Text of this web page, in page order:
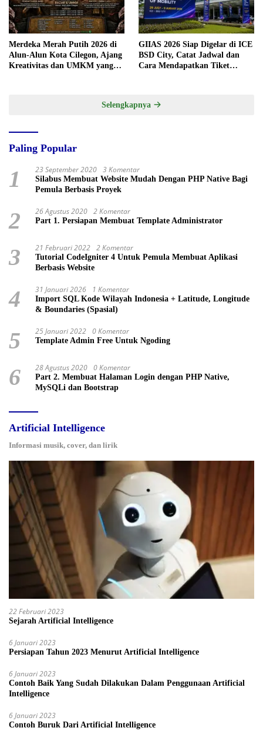
Merdeka Merah Putih 2026 di
Alun-Alun Kota Cilegon, Ajang
Kreativitas dan UMKM yang
GIIAS 2026 Siap Digelar di ICE
BSD City, Catat Jadwal dan
Cara Mendapatkan Tiket
Selengkapnya
Paling Popular
1 23 September 2020 3 Komentar
Silabus Membuat Website Mudah Dengan PHP Native Bagi
Pemula Berbasis Proyek
2 26 Agustus 2020 2 Komentar
Part 1. Persiapan Membuat Template Administrator
3 21 Februari 2022 2 Komentar
Tutorial CodeIgniter 4 Untuk Pemula Membuat Aplikasi
Berbasis Website
4 31 Januari 2026 1 Komentar
Import SQL Kode Wilayah Indonesia + Latitude, Longitude
& Boundaries (Spasial)
5 25 Januari 2022 0 Komentar
Template Admin Free Untuk Ngoding
6 28 Agustus 2020 0 Komentar
Part 2. Membuat Halaman Login dengan PHP Native,
MySQLi dan Bootstrap
Artificial Intelligence
Informasi musik, cover, dan lirik
22 Februari 2023
Sejarah Artificial Intelligence
6 Januari 2023
Persiapan Tahun 2023 Menurut Artificial Intelligence
6 Januari 2023
Contoh Baik Yang Sudah Dilakukan Dalam Penggunaan Artificial
Intelligence
6 Januari 2023
Contoh Buruk Dari Artificial Intelligence